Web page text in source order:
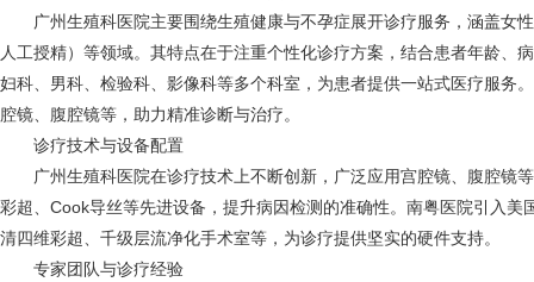
广州生殖科医院主要围绕生殖健康与不孕症展开诊疗服务，涵盖女
人工授精）等领域。其特点在于注重个性化诊疗方案，结合患者年龄、
妇科、男科、检验科、影像科等多个科室，为患者提供一站式医疗服务
腔镜、腹腔镜等，助力精准诊断与治疗。
诊疗技术与设备配置
广州生殖科医院在诊疗技术上不断创新，广泛应用宫腔镜、腹腔镜
彩超、Cook导丝等先进设备，提升病因检测的准确性。南粤医院引入
清四维彩超、千级层流净化手术室等，为诊疗提供坚实的硬件支持。
专家团队与诊疗经验